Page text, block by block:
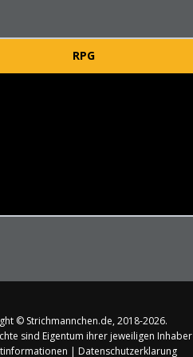
RPG
© Strichmannchen.de, 2018-2026.
sind Eigentum ihrer jeweiligen Inhaber
| Datenschutzerklarung